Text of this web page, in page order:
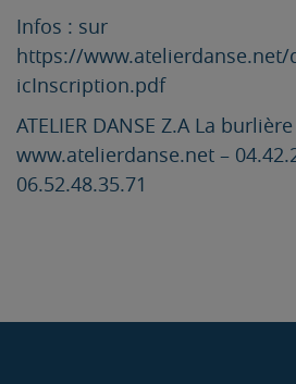
Infos : sur
https://www.atelierdanse.net/
icInscription.pdf
ATELIER DANSE Z.A La
www.atelierdanse.net –
06.52.48.35.71